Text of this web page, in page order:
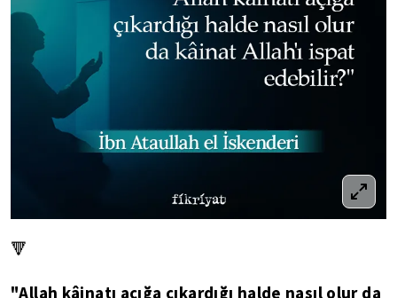
🔻
"Allah kâinatı açığa çıkardığı halde nasıl olur da